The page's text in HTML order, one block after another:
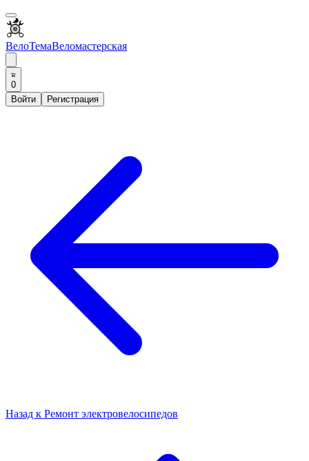
ВелоТемаВеломастерская
0
Войти
Регистрация
Назад к Ремонт электровелосипедов